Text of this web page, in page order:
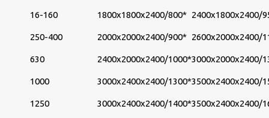
16-160 1800х1800х2400/800* 2400х1800х2400/
250-400 2000х2000х2400/900* 2600х2000х2400/
630 2400х2000х2400/1000*3000х2000х2400/
1000 3000х2400х2400/1300*3500х2400х2400/
1250 3000х2400х2400/1400*3500х2400х2400/